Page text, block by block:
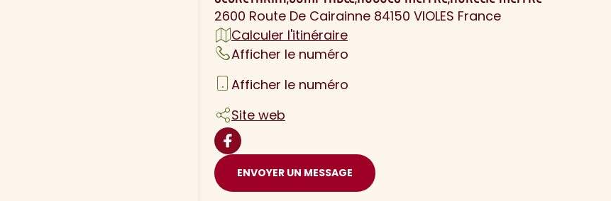
2600 Route De Cairainne 84150 VIOLES France
Calculer l'itinéraire
Afficher le numéro
Afficher le numéro
Site web
ENVOYER UN MESSAGE